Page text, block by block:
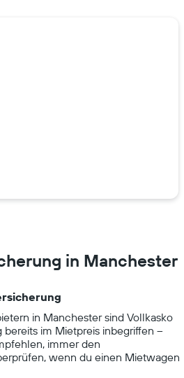
in Manchester
in Manchester sind Vollkasko
im Mietpreis inbegriffen –
immer den
wenn du einen Mietwagen